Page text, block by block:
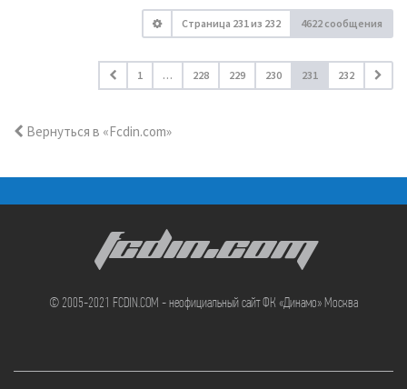
Страница 231из 232 4622 сообщения
1 … 228 229 230 231 232
Вернуться в «Fcdin.com»
FCDIN.COM
© 2005-2021 FCDIN.COM - неофициальный сайт ФК «Динамо» Москва